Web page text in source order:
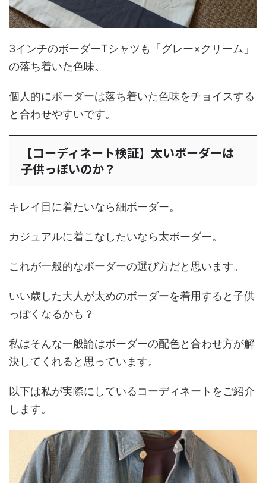
3インチのボーダーTシャツも「グレー×クリーム」
の落ち着いた色味。
個人的にボーダーは落ち着いた色味をチョイスする
と合わせやすいです。
【コーディネート検証】太いボーダーは
子供っぽいのか？
キレイ目に着たいなら細ボーダー。
カジュアルに着こなしたいなら太ボーダー。
これが一般的なボーダーの選び方だと思います。
いい歳した大人が太めのボーダーを着用すると子供
っぽくなるかも？
私はそんな一般論はボーダーの配色と合わせ方が解
決してくれると思っています。
以下は私が実際にしているコーディネートをご紹介
します。